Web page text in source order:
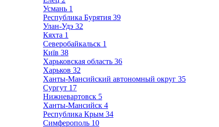
Усмань 1
Республика Бурятия 39
Улан-Удэ 32
Кяхта 1
Северобайкальск 1
Київ 38
Харьковская область 36
Харьков 32
Ханты-Мансийский автономный округ 35
Сургут 17
Нижневартовск 5
Ханты-Мансийск 4
Республика Крым 34
Симферополь 10